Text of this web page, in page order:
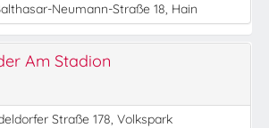
Neumann-Straße 18, Hain
Am Stadion
Straße 178, Volkspark